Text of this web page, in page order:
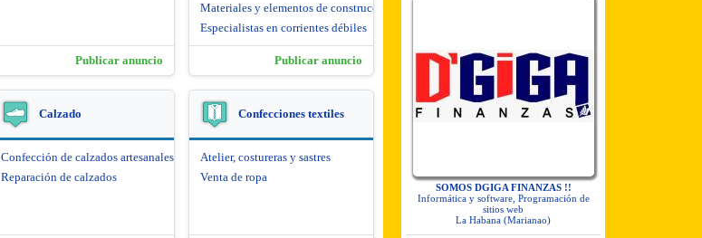
Publicar anuncio
Materiales y elementos de construcción
Especialistas en corrientes débiles
Publicar anuncio
Calzado
Confección de calzados artesanales
Reparación de calzados
Confecciones textiles
Atelier, costureras y sastres
Venta de ropa
SOMOS DGIGA FINANZAS !!
Informática y software, Programación de
sitios web
La Habana (Marianao)